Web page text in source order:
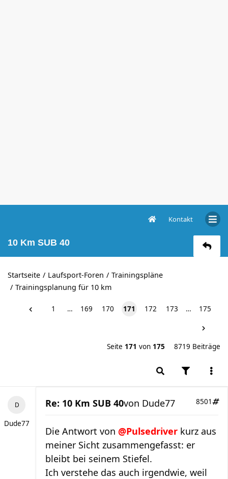
Kontakt
10 Km SUB 40
Startseite Laufsport-Foren
Trainingspläne
Trainingsplanung für 10 km
1 … 169 170 171 172 173 … 175
Seite 171 von 175 8719 Beiträge
Dude77
Re: 10 Km SUB 40 8501
von Dude77
Die Antwort von @Pulsedriver kurz aus
meiner Sicht zusammengefasst: er
bleibt bei seinem Stiefel.
Ich verstehe das auch irgendwie, weil